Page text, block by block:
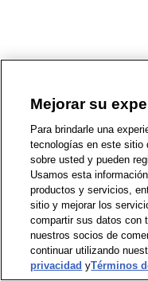
Mejorar su
Para brindarle una
tecnologías en este sitio
sobre usted y pueden
Usamos esta
productos y servicios,
sitio y mejorar los
compartir sus datos con
nuestros socios de
continuar utilizando
privacidad yTérminos